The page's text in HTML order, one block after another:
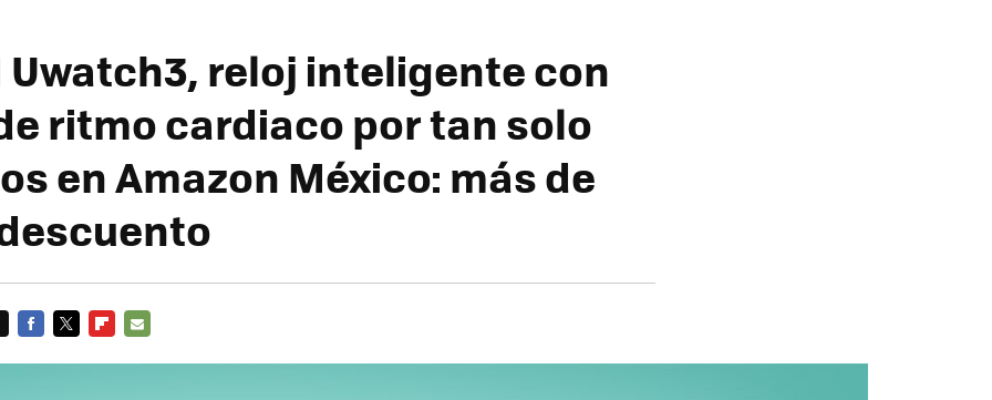
Uwatch3, reloj inteligente con
ritmo cardiaco por tan solo
en Amazon México: más de